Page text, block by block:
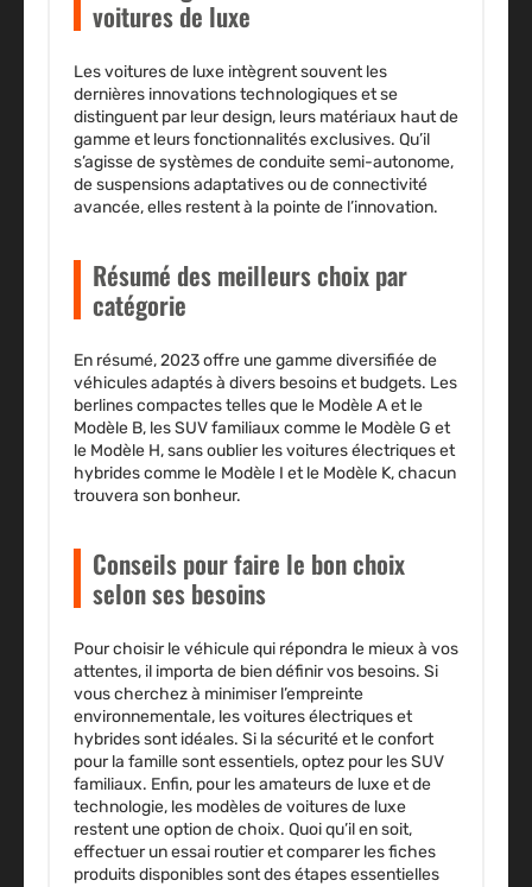
voitures de luxe
Les voitures de luxe intègrent souvent les
dernières innovations technologiques et se
distinguent par leur design, leurs matériaux haut de
gamme et leurs fonctionnalités exclusives. Qu’il
s’agisse de systèmes de conduite semi-autonome,
de suspensions adaptatives ou de connectivité
avancée, elles restent à la pointe de l’innovation.
Résumé des meilleurs choix par
catégorie
En résumé, 2023 offre une gamme diversifiée de
véhicules adaptés à divers besoins et budgets. Les
berlines compactes telles que le Modèle A et le
Modèle B, les SUV familiaux comme le Modèle G et
le Modèle H, sans oublier les voitures électriques et
hybrides comme le Modèle I et le Modèle K, chacun
trouvera son bonheur.
Conseils pour faire le bon choix
selon ses besoins
Pour choisir le véhicule qui répondra le mieux à vos
attentes, il importa de bien définir vos besoins. Si
vous cherchez à minimiser l’empreinte
environnementale, les voitures électriques et
hybrides sont idéales. Si la sécurité et le confort
pour la famille sont essentiels, optez pour les SUV
familiaux. Enfin, pour les amateurs de luxe et de
technologie, les modèles de voitures de luxe
restent une option de choix. Quoi qu’il en soit,
effectuer un essai routier et comparer les fiches
produits disponibles sont des étapes essentielles